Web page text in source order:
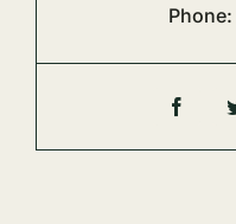
Phone: